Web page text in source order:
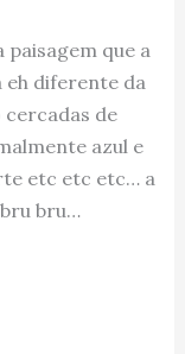
que a
eh diferente da
cercadas de
azul e
etc etc etc… a
bru…